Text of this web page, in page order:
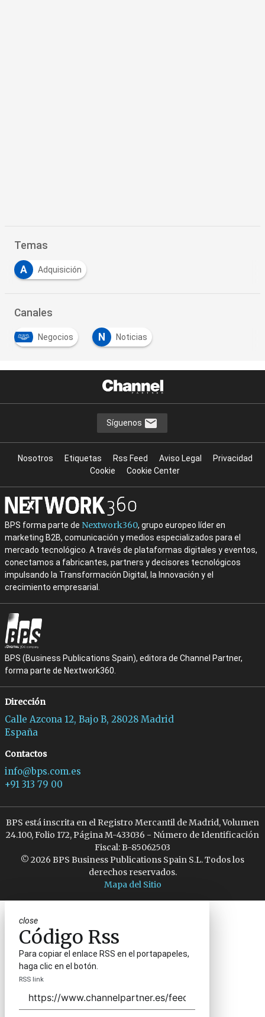
Temas
A Adquisición
Canales
Negocios N Noticias
Síguenos
Nosotros Etiquetas Rss Feed Aviso Legal
Privacidad
Cookie
Cookie Center
BPS forma parte de Nextwork360, grupo europeo líder en
marketing B2B, comunicación y medios especializados para el
mercado tecnológico. A través de plataformas digitales y eventos,
conectamos a fabricantes, partners y decisores tecnológicos
impulsando la Transformación Digital, la Innovación y el
crecimiento empresarial.
BPS (Business Publications Spain), editora de Channel Partner,
forma parte de Nextwork360.
Dirección
Calle Azcona 12, Bajo B, 28028 Madrid
España
Contactos
info@bps.com.es
+91 313 79 00
BPS está inscrita en el Registro Mercantil de Madrid, Volumen
24.100, Folio 172, Página M-433036 - Número de Identificación
Fiscal: B-85062503
© 2026 BPS Business Publications Spain S.L. Todos los
derechos reservados.
Mapa del Sitio
close
Código Rss
Para copiar el enlace RSS en el portapapeles,
haga clic en el botón.
RSS link